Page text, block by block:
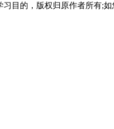
目的，版权归原作者所有;